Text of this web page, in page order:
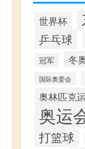
世界杯
乒乓球
冠军 冬
国际奥委会
奥林匹克
奥运
打篮球